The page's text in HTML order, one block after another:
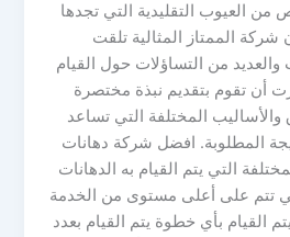
من العيوب التقليدية التي تجدها
شركة الممتاز المثالية تلقت
والعديد من التساؤلات حول القيام
أن تقوم بتقديم نبذة مختصرة
المختلفة التي تساعد
المطلوبة. افضل شركة دهانات
التي يتم القيام به الدهانات
تتم على أعلى مستوى من الخدمة
القيام بأي خطوة يتم القيام بعدد